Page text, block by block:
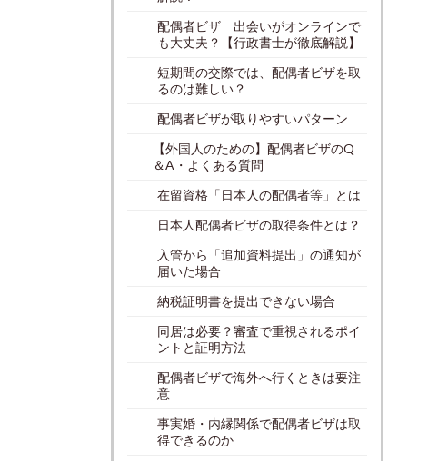
配偶者ビザ 出会いがオンラインで
も大丈夫？【行政書士が徹底解説】
短期間の交際では、配偶者ビザを取
るのは難しい？
配偶者ビザが取りやすいパターン
【外国人のための】配偶者ビザのQ
＆A・よくある質問
在留資格「日本人の配偶者等」とは
日本人配偶者ビザの取得条件とは？
入管から「追加資料提出」の通知が
届いた場合
納税証明書を提出できない場合
同居は必要？審査で重視されるポイ
ントと証明方法
配偶者ビザで海外へ行くときは要注
意
事実婚・内縁関係で配偶者ビザは取
得できるのか